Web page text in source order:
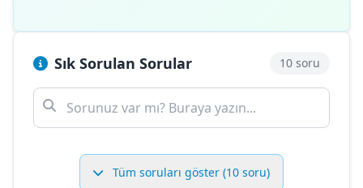
Sık Sorulan Sorular 10 soru
Tüm soruları göster (10 soru)